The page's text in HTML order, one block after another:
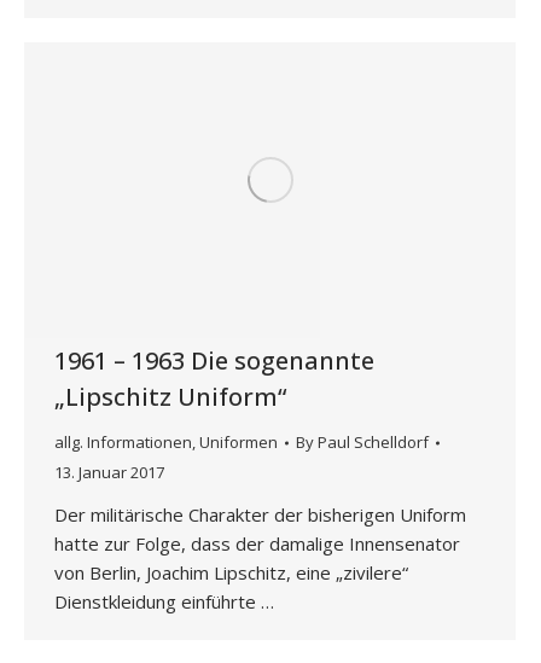
1961 – 1963 Die sogenannte
„Lipschitz Uniform“
allg. Informationen,Uniformen ByPaul Schelldorf
13. Januar 2017
Der militärische Charakter der bisherigen Uniform
hatte zur Folge, dass der damalige Innensenator
von Berlin, Joachim Lipschitz, eine „zivilere“
Dienstkleidung einführte …